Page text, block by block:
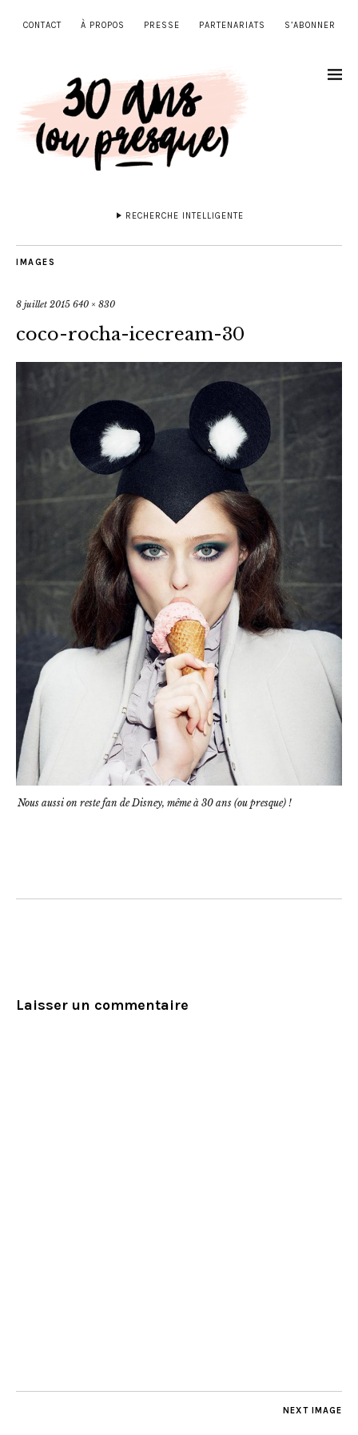
CONTACT À PROPOS PRESSE PARTENARIATS S’ABONNER
RECHERCHE INTELLIGENTE
IMAGES
8 juillet 2015 640 × 830
coco-rocha-icecream-30
Nous aussi on reste fan de Disney, même à 30 ans (ou presque) !
Laisser un commentaire
NEXT IMAGE